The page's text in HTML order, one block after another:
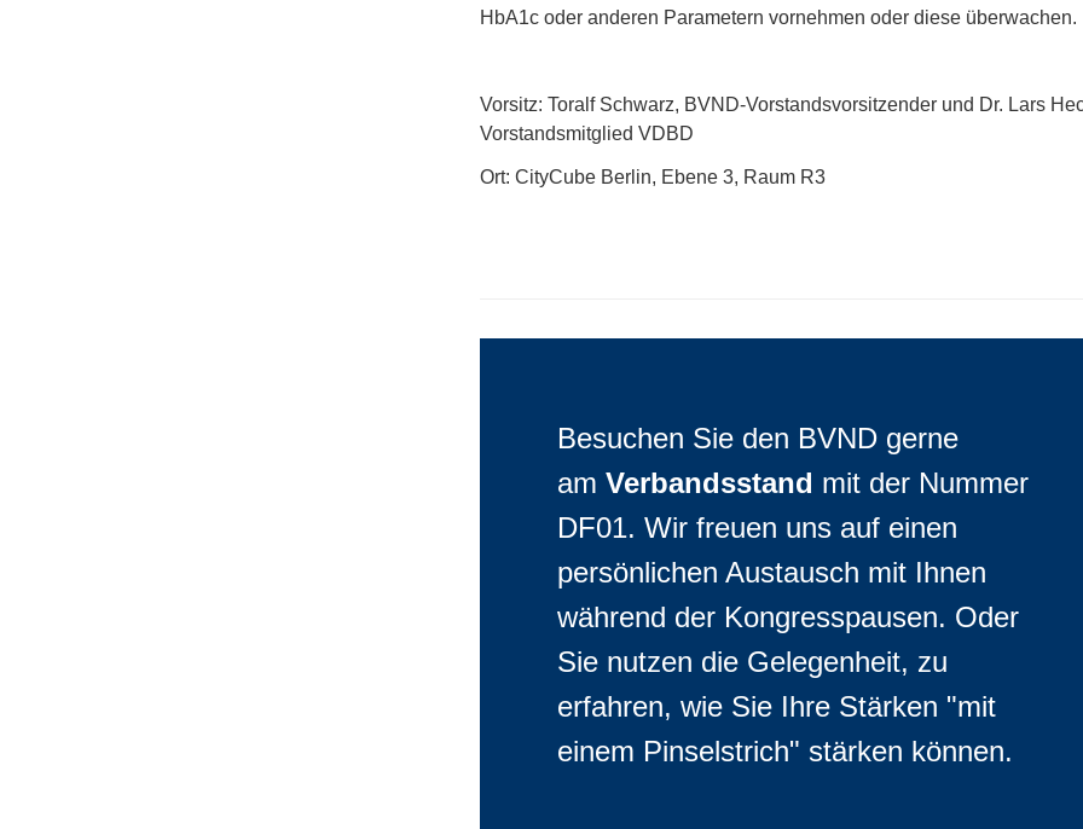
HbA1c oder anderen Parametern vornehmen oder diese überwachen.
Vorsitz: Toralf Schwarz, BVND-Vorstandsvorsitzender und Dr. Lars
Vorstandsmitglied VDBD
Ort: CityCube Berlin, Ebene 3, Raum R3
Besuchen Sie den BVND gerne
am Verbandsstand mit der Nummer
DF01. Wir freuen uns auf einen
persönlichen Austausch mit Ihnen
während der Kongresspausen. Oder
Sie nutzen die Gelegenheit, zu
erfahren, wie Sie Ihre Stärken "mit
einem Pinselstrich" stärken können.